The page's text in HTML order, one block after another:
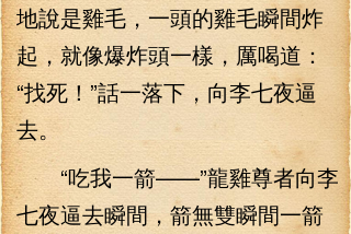
地說是雞毛，一頭的雞毛瞬間炸
起，就像爆炸頭一樣，厲喝道：
“找死！”話一落下，向李七夜逼
去。
“吃我一箭——”龍雞尊者向李
七夜逼去瞬間，箭無雙瞬間一箭